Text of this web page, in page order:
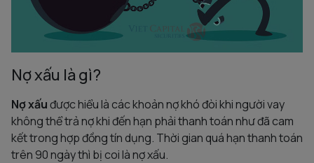
Nợ xấu là gì?
Nợ xấuđược hiểu là các khoản nợ khó đòi khi người vay
không thể trả nợ khi đến hạn phải thanh toán như đã cam
kết trong hợp đồng tín dụng. Thời gian quá hạn thanh toán
trên 90 ngày thì bị coi là nợ xấu.